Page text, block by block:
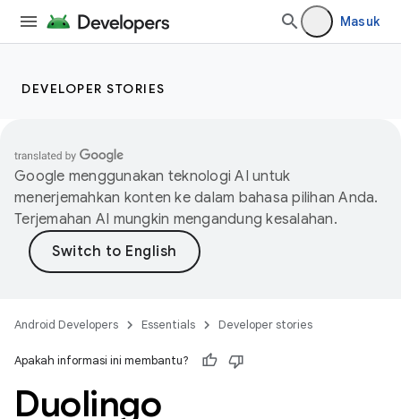
Masuk
DEVELOPER STORIES
Google menggunakan teknologi AI untuk
menerjemahkan konten ke dalam bahasa pilihan Anda.
Terjemahan AI mungkin mengandung kesalahan.
Android Developers Essentials Developer stories
Apakah informasi ini membantu?
Duolingo